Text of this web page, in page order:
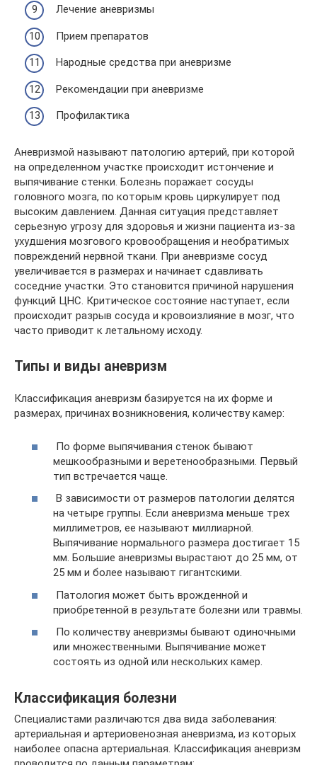
Лечение аневризмы
Прием препаратов
Народные средства при аневризме
Рекомендации при аневризме
Профилактика
Аневризмой называют патологию артерий, при которой
на определенном участке происходит истончение и
выпячивание стенки. Болезнь поражает сосуды
головного мозга, по которым кровь циркулирует под
высоким давлением. Данная ситуация представляет
серьезную угрозу для здоровья и жизни пациента из-за
ухудшения мозгового кровообращения и необратимых
повреждений нервной ткани. При аневризме сосуд
увеличивается в размерах и начинает сдавливать
соседние участки. Это становится причиной нарушения
функций ЦНС. Критическое состояние наступает, если
происходит разрыв сосуда и кровоизлияние в мозг, что
часто приводит к летальному исходу.
Типы и виды аневризм
Классификация аневризм базируется на их форме и
размерах, причинах возникновения, количеству камер:
По форме выпячивания стенок бывают
мешкообразными и веретенообразными. Первый
тип встречается чаще.
В зависимости от размеров патологии делятся
на четыре группы. Если аневризма меньше трех
миллиметров, ее называют миллиарной.
Выпячивание нормального размера достигает 15
мм. Большие аневризмы вырастают до 25 мм, от
25 мм и более называют гигантскими.
Патология может быть врожденной и
приобретенной в результате болезни или травмы.
По количеству аневризмы бывают одиночными
или множественными. Выпячивание может
состоять из одной или нескольких камер.
Классификация болезни
Специалистами различаются два вида заболевания:
артериальная и артериовенозная аневризма, из которых
наиболее опасна артериальная. Классификация аневризм